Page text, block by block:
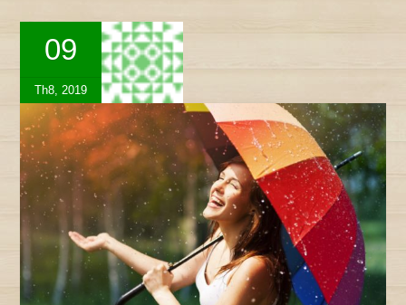
09
Th8, 2019